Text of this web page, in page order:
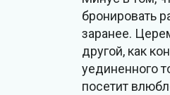
бронировать
заранее.
другой, как
уединенного
посетит